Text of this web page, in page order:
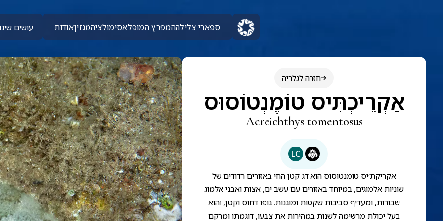
ספארי צלילההמפרץ המופלאסימולציהמגזיןאודות עושים
חזרה לגלריה
אַקְרֵיכְתִּיס טוֹמֶנְטוֹסוּס
Acreichthys tomentosus
LC
אקריקת׳יס טומנטוסוס הוא דג קטן החי באזורים רדודים של
שוניות אלמוגים, במיוחד באזורים עם עשב ים, אצות ואבני אלמוג
שבורות, ומעדיף סביבות שקטות ומוגנות. גופו דחוס וקטן, והוא
בעל יכולת מרשימה לשנות במהירות את צבעו, דוגמתו ומרקם